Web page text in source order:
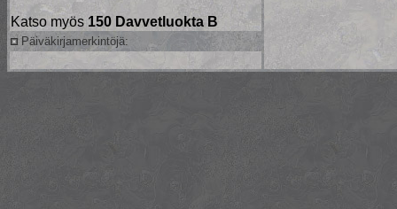
Katso myös 150 Davvetluokta B
Päiväkirjamerkintöjä: